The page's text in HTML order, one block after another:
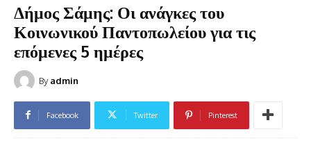
Δήμος Σάμης: Οι ανάγκες του
Κοινωνικού Παντοπωλείου για τις
επόμενες 5 ημέρες
By admin
Facebook Twitter Pinterest